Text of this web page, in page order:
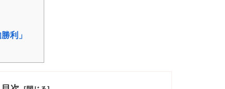
利」